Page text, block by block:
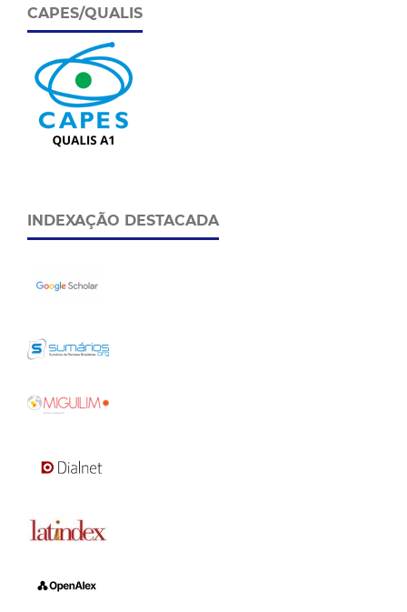
CAPES/QUALIS
INDEXAÇÃO DESTACADA